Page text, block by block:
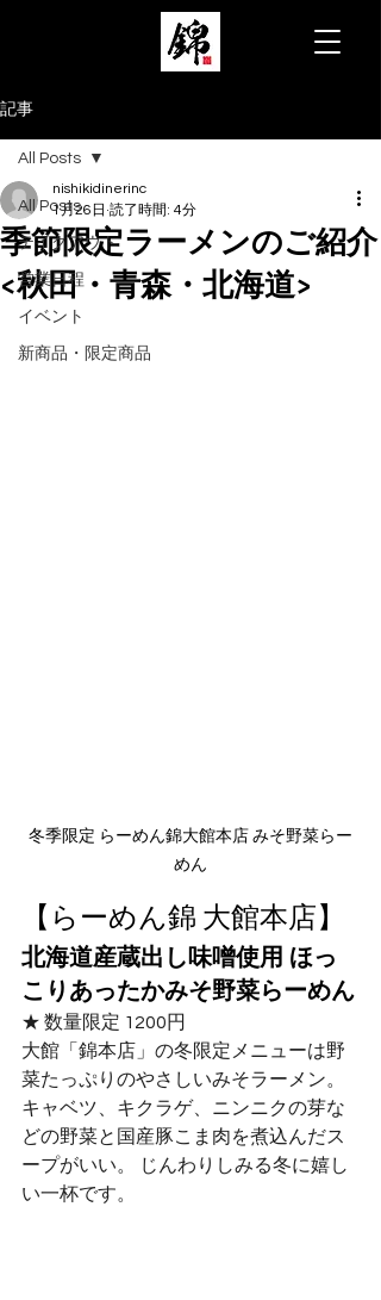
記事
All Posts
テイクアウト
営業日程
イベント
新商品・限定商品
All Posts
季節限定ラーメンのご紹介
<秋田・青森・北海道>
nishikidinerinc
1月26日 読了時間: 4分
冬季限定 らーめん錦大館本店 みそ野菜らー
めん
【らーめん錦 大館本店】
北海道産蔵出し味噌使用 ほっ
こりあったかみそ野菜らーめん
★ 数量限定 1200円
大館「錦本店」の冬限定メニューは野
菜たっぷりのやさしいみそラーメン。
キャベツ、キクラゲ、ニンニクの芽な
どの野菜と国産豚こま肉を煮込んだス
ープがいい。 じんわりしみる冬に嬉し
い一杯です。